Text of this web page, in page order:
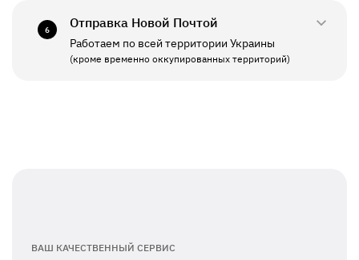
ПН - ПТ
11:00 - 19:00
Выходной
6 Отправка Новой Почтой
Работаем по всей территории Украины
(кроме временно оккупированных территорий)
ВАШ КАЧЕСТВЕННЫЙ СЕРВИС